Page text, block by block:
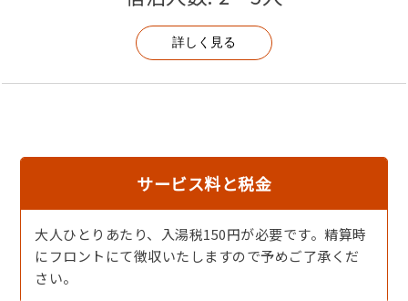
ください。係が離れ棟までご案内いたします。
◆客室はバリアフリー対応になっておりません。詳細はお
詳しく見る
サービス料と税金
大人ひとりあたり、入湯税150円が必要です。精算時
にフロントにて徴収いたしますので予めご了承くだ
さい。